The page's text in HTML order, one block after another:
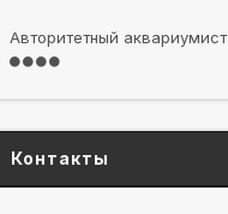
Авторитетный аквариумист
Контакты